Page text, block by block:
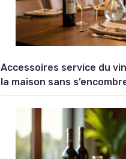
Accessoires service du
la maison sans